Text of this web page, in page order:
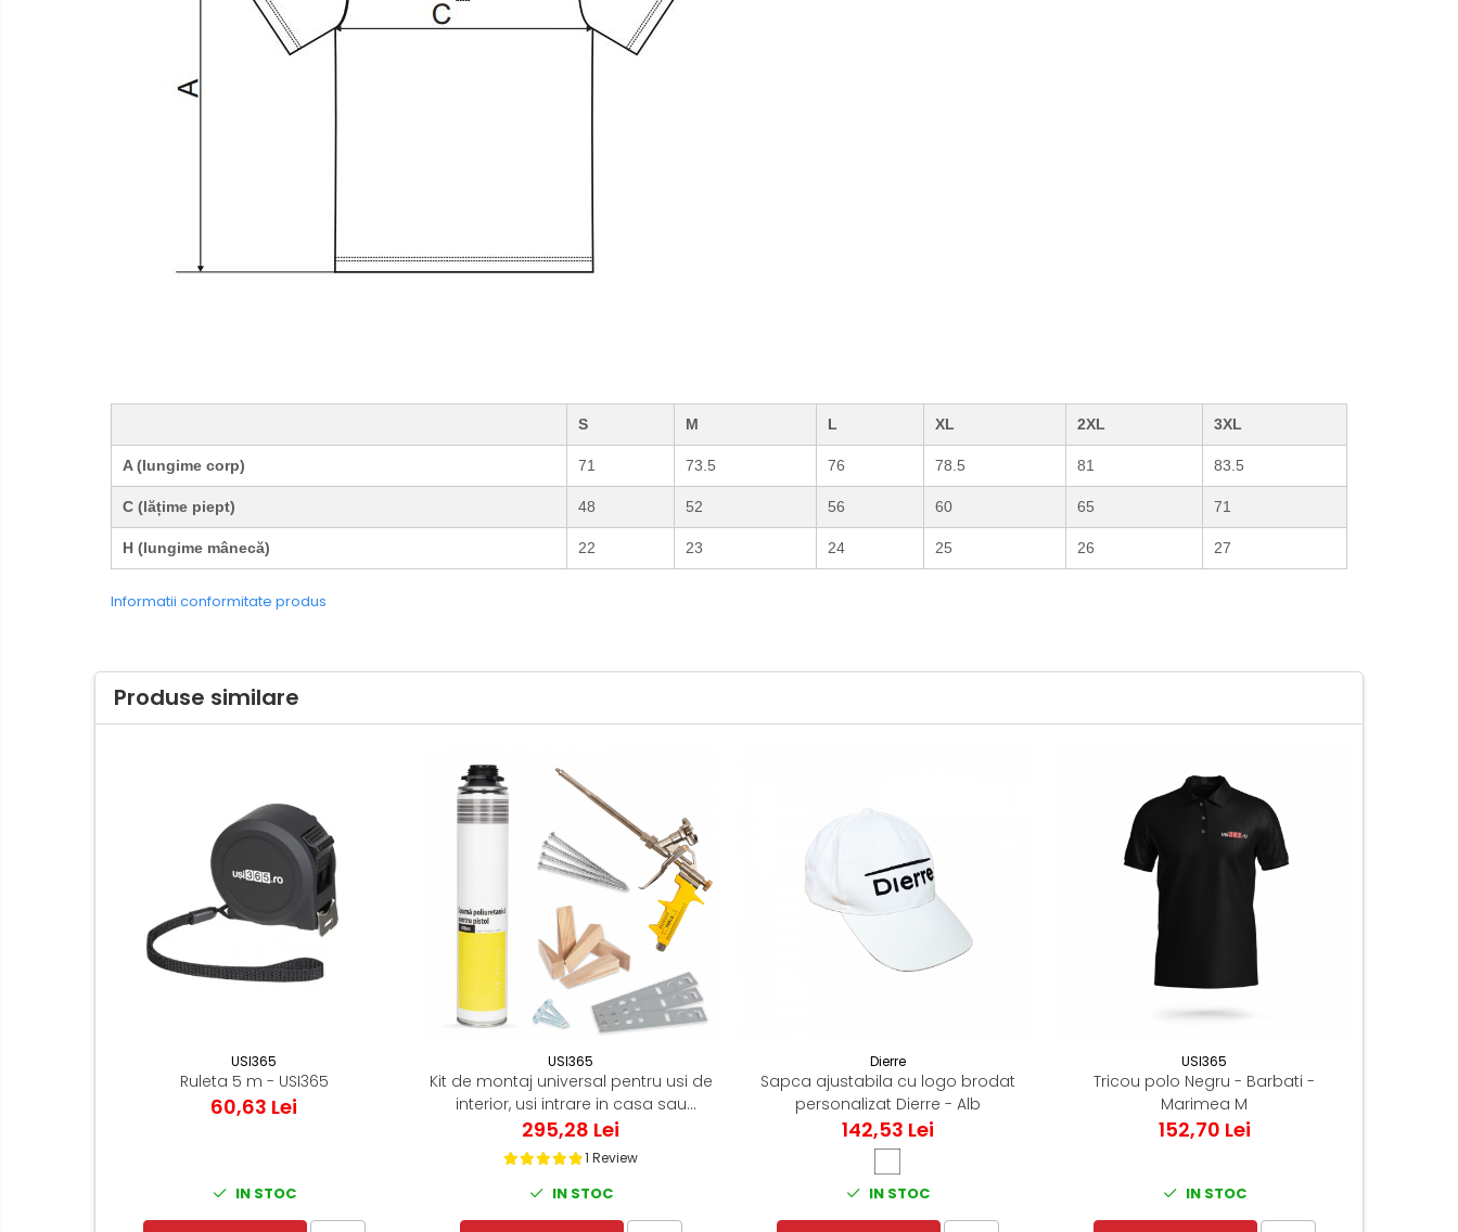
S M L XL 2XL 3XL
A (lungime corp) 71 73.5 76 78.5 81 83.5
C (lățime piept) 48 52 56 60 65 71
H (lungime mânecă) 22 23 24 25 26 27
Informatii conformitate produs
Produse similare
USI365
Ruleta 5 m - USI365
60,63 Lei
IN STOC
USI365
Kit de montaj universal pentru usi de
interior, usi intrare in casa sau
apartament
295,28 Lei
1 Review
IN STOC
Dierre
Sapca ajustabila cu logo brodat
personalizat Dierre - Alb
142,53 Lei
IN STOC
USI365
Tricou polo Negru - Barbati -
Marimea M
152,70 Lei
IN STOC